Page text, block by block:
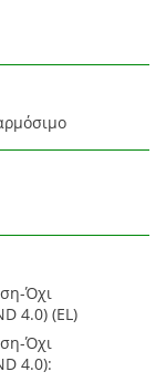
Όχι
4.0) (EL)
Όχι
4.0):